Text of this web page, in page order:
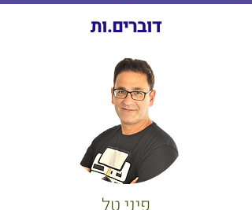
דוברים.ות